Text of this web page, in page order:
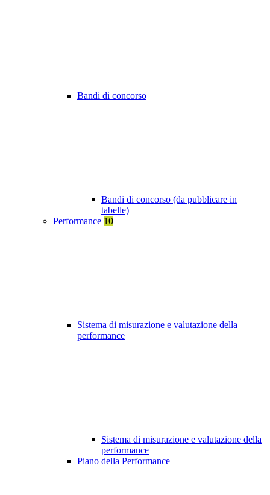
Bandi di concorso
Bandi di concorso (da pubblicare in
tabelle)
Performance 10
Sistema di misurazione e valutazione della
performance
Sistema di misurazione e valutazione della
performance
Piano della Performance